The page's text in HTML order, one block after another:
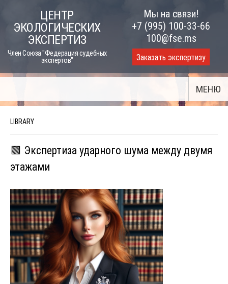
content
ЦЕНТР
ЭКОЛОГИЧЕСКИХ
ЭКСПЕРТИЗ
Член Союза "Федерация судебных
экспертов"
Мы на связи!
+7 (995) 100-33-66
100@fse.ms
Заказать экспертизу
МЕНЮ
LIBRARY
🟩 Экспертиза ударного шума между двумя
этажами